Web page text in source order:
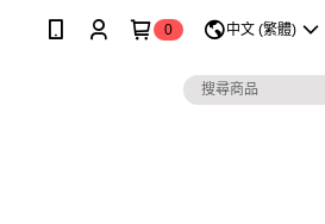
0 中文 (繁體)